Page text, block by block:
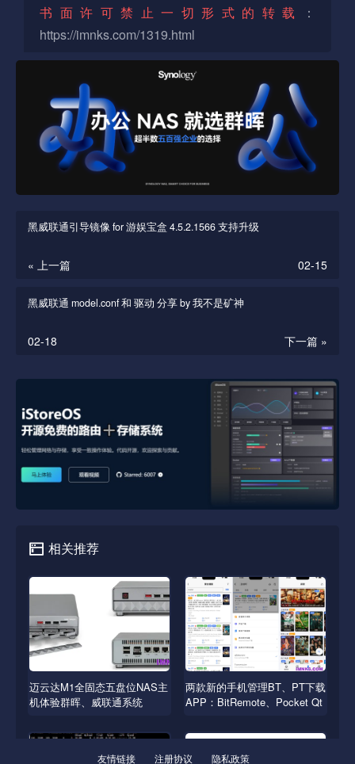
书面许可禁止一切形式的转载
：
https://imnks.com/1319.html
黑威联通引导镜像 for 游娱宝盒 4.5.2.1566 支持升级
« 上一篇 02-15
黑威联通 model.conf 和 驱动 分享 by 我不是矿神
下一篇 »
02-18
相关推荐
迈云达M1全固态五盘位NAS主
机体验群晖、威联通系统
两款新的手机管理BT、PT下载
APP：BitRemote、Pocket Qt
友情链接 注册协议 隐私政策